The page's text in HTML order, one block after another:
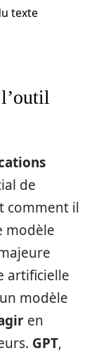
texte
de
comment il
modèle
artificielle
modèle
en
GPT,